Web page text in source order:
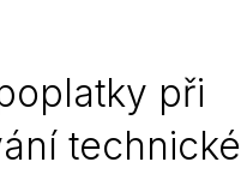
při
technické